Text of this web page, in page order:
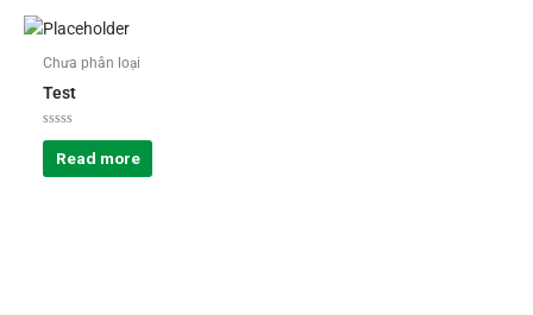
Chưa phân loại
Test
Rated
out
of
Read more